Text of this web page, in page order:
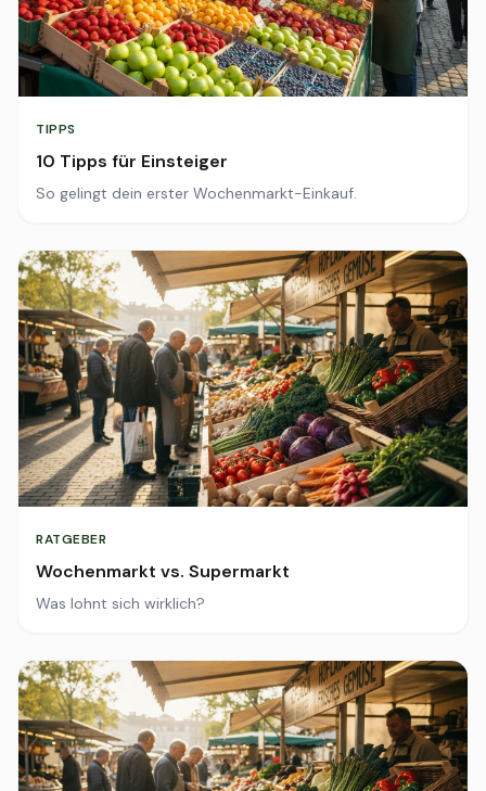
TIPPS
10 Tipps für Einsteiger
So gelingt dein erster Wochenmarkt-Einkauf.
RATGEBER
Wochenmarkt vs. Supermarkt
Was lohnt sich wirklich?